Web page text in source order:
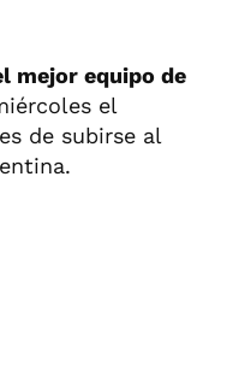
mejor equipo de
el
de subirse al